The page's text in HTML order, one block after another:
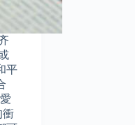
平
衝